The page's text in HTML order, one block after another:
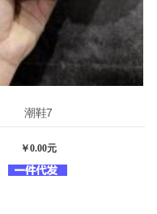
潮鞋7
￥0.00元